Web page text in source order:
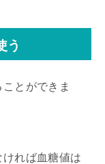
う
とができま
れば血糖値は